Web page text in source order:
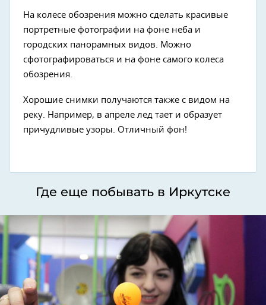
На колесе обозрения можно сделать красивые
портретные фотографии на фоне неба и
городских панорамных видов. Можно
сфотографироваться и на фоне самого колеса
обозрения.
Хорошие снимки получаются также с видом на
реку. Например, в апреле лед тает и образует
причудливые узоры. Отличный фон!
Где еще побывать в Иркутске